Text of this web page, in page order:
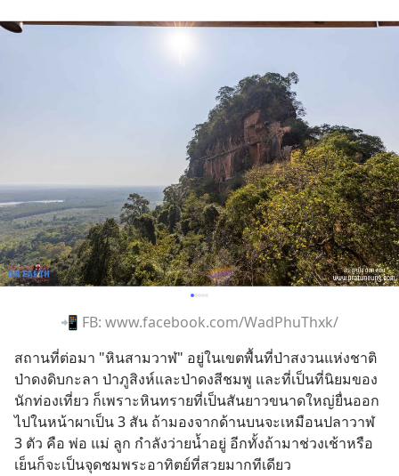
📲 FB: www.facebook.com/WadPhuThxk/
สถานที่ต่อมา "หินสามวาฬ" อยู่ในเขตพื้นที่ป่าสงวนแห่งชาติ
ป่าดงดิบกะลา ป่าภูสิงห์และป่าดงสีชมพู และที่เป็นที่นิยมของ
นักท่องเที่ยว ก็เพราะหินทรายที่เป็นสันยาวขนาดใหญ่ยื่นออก
ไปในหน้าผาเป็น 3 สัน ถ้ามองจากด้านบนจะเหมือนปลาวาฬ
3 ตัว คือ พ่อ แม่ ลูก กำลังว่ายน้ำอยู่ อีกทั้งถ้ามาช่วงเช้าหรือ
เย็นก็จะเป็นจุดชมพระอาทิตย์ที่สวยมากทีเดียว